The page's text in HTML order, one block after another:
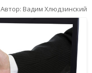
Автор: Вадим Хлюдзинский